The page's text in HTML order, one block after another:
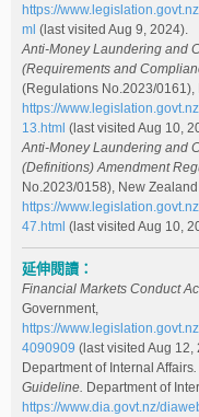
https://
ml (last visited Aug 9, 2024).
Anti-Money Laundering and
(Requirements and
(Regulations No.2023/
https://
13.html (last visited Aug 10,
Anti-Money Laundering and
(Definitions) Amendment
No.2023/0158), New
https://
47.html (last visited Aug 10,
延伸閱讀：
Financial Markets Conduct
Government,
https://
4090909 (last visited Aug 12,
Department of Internal Affairs.
Guideline. Department of
https://www.dia.govt.nz/